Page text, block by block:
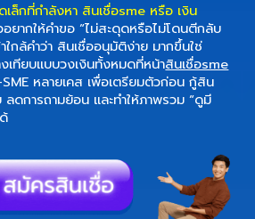
เล็กที่กำลังหา สินเชื่อsme หรือ เงิน
อยากให้คำขอ “ไม่สะดุดหรือไม่โดนตีกลับ
ใกล้คำว่า สินเชื่ออนุมัติง่าย มากขึ้นใช่
เทียบแบบวงเงินทั้งหมดที่หน้าสินเชื่อsme
หลายเคส เพื่อเตรียมตัวก่อนกู้สิน
ลดการถามย้อน และทำให้ภาพรวม “ดูมี